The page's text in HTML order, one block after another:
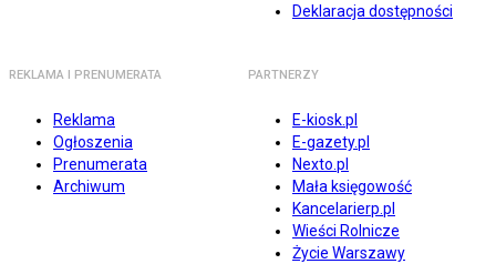
Deklaracja dostępności
REKLAMA I PRENUMERATA
Reklama
Ogłoszenia
Prenumerata
Archiwum
PARTNERZY
E-kiosk.pl
E-gazety.pl
Nexto.pl
Mała księgowość
Kancelarierp.pl
Wieści Rolnicze
Życie Warszawy